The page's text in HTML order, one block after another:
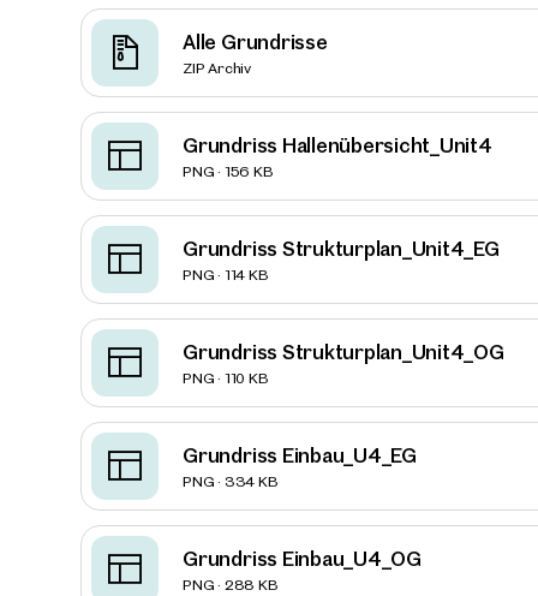
Alle Grundrisse
ZIP Archiv
Grundriss Hallenübersicht_Unit4
PNG · 156 KB
Grundriss Strukturplan_Unit4_EG
PNG · 114 KB
Grundriss Strukturplan_Unit4_OG
PNG · 110 KB
Grundriss Einbau_U4_EG
PNG · 334 KB
Grundriss Einbau_U4_OG
PNG · 288 KB
in
ca. 8.951